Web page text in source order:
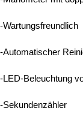
-Wartungsfreundlich
-Automatischer
-LED-Beleuchtung
-Sekundenzähler